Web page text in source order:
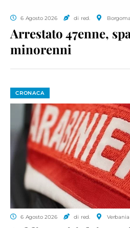
6 Agosto 2026 di red.
Arrestato 47enne,
minorenni
CRONACA
6 Agosto 2026 di red. Verbania